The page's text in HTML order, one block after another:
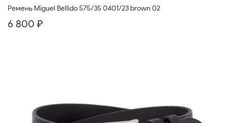
Ремень Miguel Bellido 575/35 0401/23 brown 02
6 800 ₽